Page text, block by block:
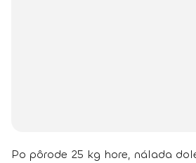
Po pôrode 25 kg hore, nálada